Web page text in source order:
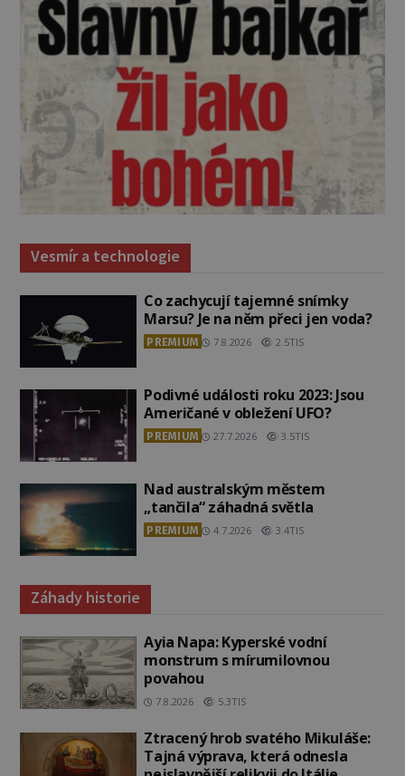
Vesmír a technologie
Co zachycují tajemné snímky
Marsu? Je na něm přeci jen voda?
PREMIUM 7.8.2026 2.5TIS
Podivné události roku 2023: Jsou
Američané v obležení UFO?
PREMIUM 27.7.2026 3.5TIS
Nad australským městem
„tančila“ záhadná světla
PREMIUM 4.7.2026 3.4TIS
Záhady historie
Ayia Napa: Kyperské vodní
monstrum s mírumilovnou
povahou
7.8.2026 5.3TIS
Ztracený hrob svatého Mikuláše:
Tajná výprava, která odnesla